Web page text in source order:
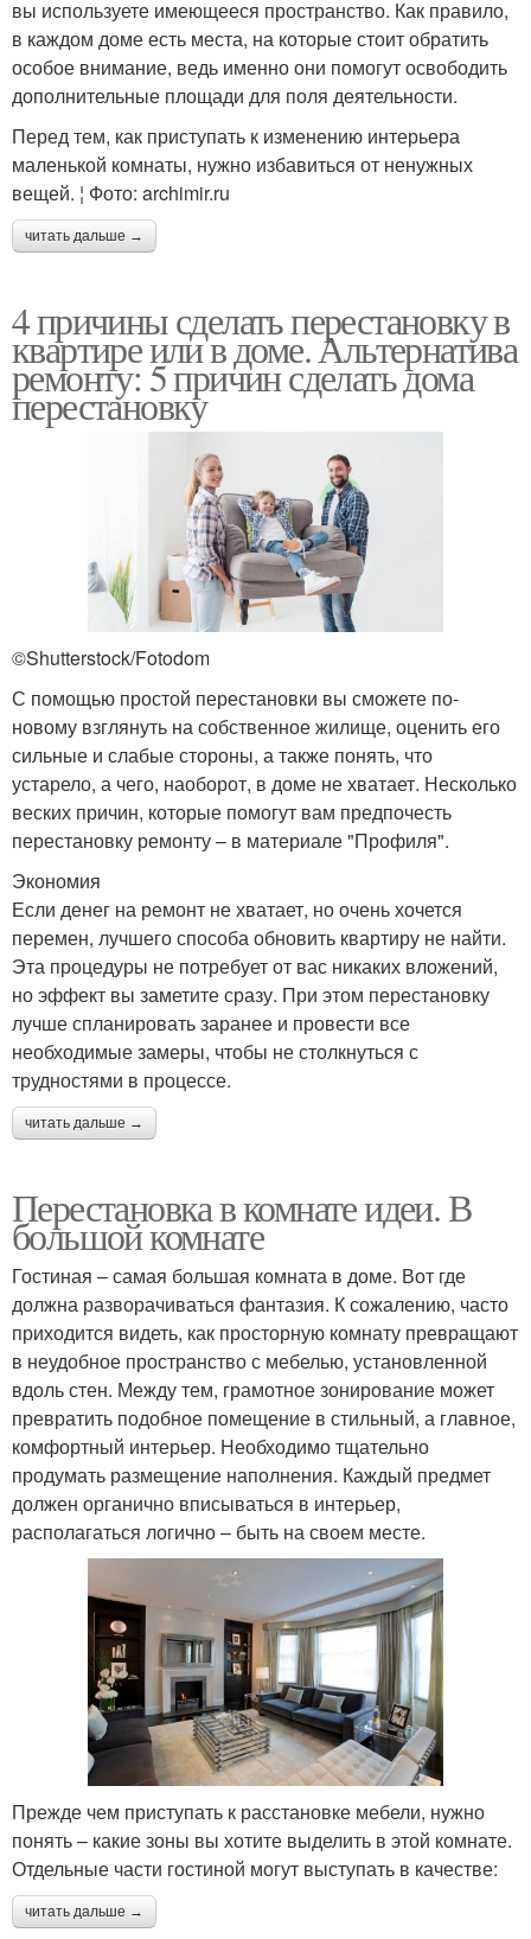
вы используете имеющееся пространство. Как правило,
в каждом доме есть места, на которые стоит обратить
особое внимание, ведь именно они помогут освободить
дополнительные площади для поля деятельности.
Перед тем, как приступать к изменению интерьера
маленькой комнаты, нужно избавиться от ненужных
вещей. ¦ Фото: archimir.ru
читать дальше →
4 причины сделать перестановку в
квартире или в доме. Альтернатива
ремонту: 5 причин сделать дома
перестановку
©Shutterstock/Fotodom
С помощью простой перестановки вы сможете по-
новому взглянуть на собственное жилище, оценить его
сильные и слабые стороны, а также понять, что
устарело, а чего, наоборот, в доме не хватает. Несколько
веских причин, которые помогут вам предпочесть
перестановку ремонту – в материале "Профиля".
Экономия
Если денег на ремонт не хватает, но очень хочется
перемен, лучшего способа обновить квартиру не найти.
Эта процедуры не потребует от вас никаких вложений,
но эффект вы заметите сразу. При этом перестановку
лучше спланировать заранее и провести все
необходимые замеры, чтобы не столкнуться с
трудностями в процессе.
читать дальше →
Перестановка в комнате идеи. В
большой комнате
Гостиная – самая большая комната в доме. Вот где
должна разворачиваться фантазия. К сожалению, часто
приходится видеть, как просторную комнату превращают
в неудобное пространство с мебелью, установленной
вдоль стен. Между тем, грамотное зонирование может
превратить подобное помещение в стильный, а главное,
комфортный интерьер. Необходимо тщательно
продумать размещение наполнения. Каждый предмет
должен органично вписываться в интерьер,
располагаться логично – быть на своем месте.
Прежде чем приступать к расстановке мебели, нужно
понять – какие зоны вы хотите выделить в этой комнате.
Отдельные части гостиной могут выступать в качестве:
читать дальше →